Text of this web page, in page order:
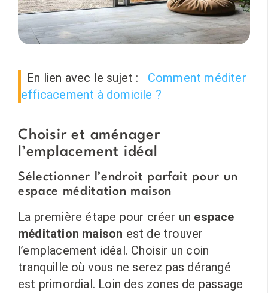
En lien avec le sujet :
Comment méditer
efficacement à domicile ?
Choisir et aménager
l’emplacement idéal
Sélectionner l’endroit parfait pour un
espace méditation maison
La première étape pour créer un espace
méditation maison est de trouver
l’emplacement idéal. Choisir un coin
tranquille où vous ne serez pas dérangé
est primordial. Loin des zones de passage